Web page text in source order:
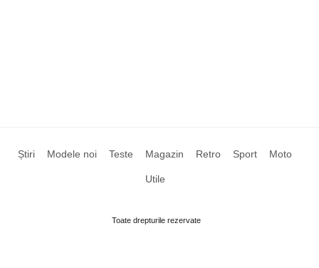
Știri Modele noi Teste Magazin Retro Sport Moto
Utile
Toate drepturile rezervate